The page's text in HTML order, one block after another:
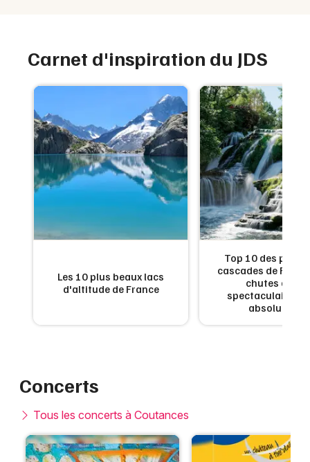
Carnet d'inspiration du JDS
Les 10 plus beaux lacs
d'altitude de France
Top 10 des plus
cascades de
chutes d'eau
spectaculaires à
absolument
Concerts
Tous les concerts à Coutances